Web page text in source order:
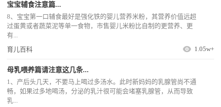
宝宝辅食注意篇...
8、宝宝第一口辅食最好是强化铁的婴儿营养米粉，其营养价值远超
过蛋黄或者蔬菜泥等单一食物，市售婴儿米粉比自制的更营养、更
有...
育儿百科
1.05w+
母乳喂养篇请注意这几条...
1、产后头几天，不要马上喝过多汤水。此时新妈妈的乳腺管尚不通
畅，如果过多地喝汤，分泌的乳汁很可能会堵塞乳腺管，从而导致
乳...